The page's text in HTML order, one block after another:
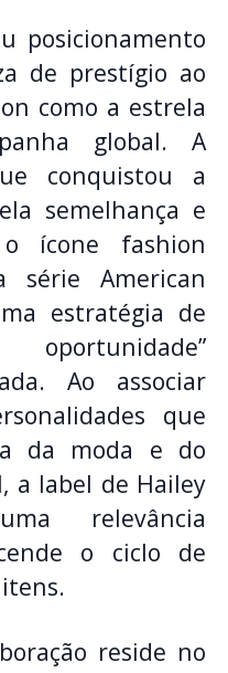
posicionamento
de prestígio ao
como a estrela
global. A
conquistou a
semelhança e
ícone fashion
série American
estratégia de
Ao associar
que
da moda e do
a label de Hailey
relevância
o ciclo de
reside no